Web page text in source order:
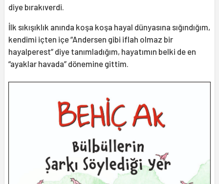
diye bırakıverdi.
İlk sıkışıklık anında koşa koşa hayal dünyasına sığındığım,
kendimi içten içe “Andersen gibi iflah olmaz bir
hayalperest” diye tanımladığım, hayatımın belki de en
“ayaklar havada” dönemine gittim.